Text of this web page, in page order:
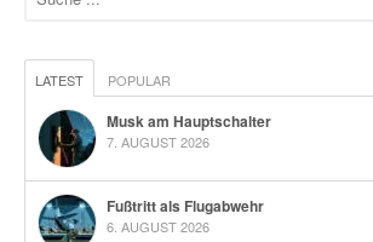
LATEST POPULAR
Musk am Hauptschalter
7. AUGUST 2026
Fußtritt als Flugabwehr
6. AUGUST 2026